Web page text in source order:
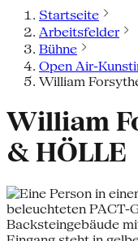
Startseite
Arbeitsfelder
Bühne
Open Air-
William
William
& HÖLLE